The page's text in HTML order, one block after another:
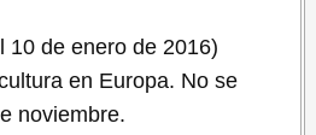
10 de enero de 2016)
en Europa. No se
noviembre.